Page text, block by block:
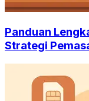
Panduan
Strategi